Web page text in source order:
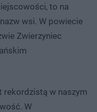
to na
wsi. W powiecie
Zwierzyniec
rekordzistą w naszym
W